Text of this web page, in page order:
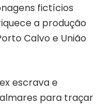
fictícios
a produção
Calvo e União
escrava e
para traçar